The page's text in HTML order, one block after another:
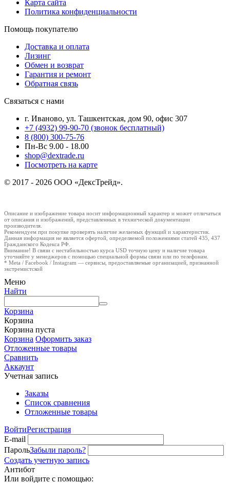
Карта сайта
Политика конфиденциальности
Помощь покупателю
Доставка и оплата
Лизинг
Обмен и возврат
Гарантия и ремонт
Обратная связь
Связаться с нами
г. Иваново, ул. Ташкентская, дом 90, офис 307
+7 (4932) 99-90-70 (звонок бесплатный)
8 (800) 300-75-76
Пн-Вс 9.00 - 18.00
shop@dextrade.ru
Посмотреть на карте
© 2017 - 2026 ООО «ДексТрейд».
Описание и изображение товара носит информационный характер и может отличаться
от описания и изображений, представленных в технической документации
производителя.
Рекомендуем при покупке проверять наличие желаемых функций и характеристик.
Данная информация не является офертой, определяемой положениями статей 435, 437
Гражданского Кодекса РФ.
Внимание! В связи с нестабильностью курса USD точную цену и наличие товара
уточняйте у менеджеров с помощью специальной формы связи или по телефонам.
* Meta / Facebook / Instagram — сервисы, предоставляемые организацией, признанной
экстремистской
Меню
Найти
Корзина
Корзина
Корзина пуста
Корзина Оформить заказ
Отложенные товары
Сравнить
Аккаунт
Учетная запись
Заказы
Список сравнения
Отложенные товары
ВойтиРегистрация
E-mail
ПарольЗабыли пароль?
Создать учетную запись
Антибот
Или войдите с помощью: